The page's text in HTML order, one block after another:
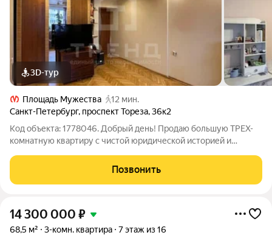
3D-тур
Площадь Мужества
12 мин.
Санкт-Петербург, проспект Тореза,36к2
Код объекта: 1778046. Добрый день! Продаю большую ТРЕХ-
комнатную квартиру с чистой юридической историей и
Описание соответствует действительности. ПРО
ДОКУМЕНТЫ: ОДИН собственник, приобрел квартиру по
Позвонить
14 300 000 ₽
68,5 м² 3-комн. квартира 7 этаж из 16